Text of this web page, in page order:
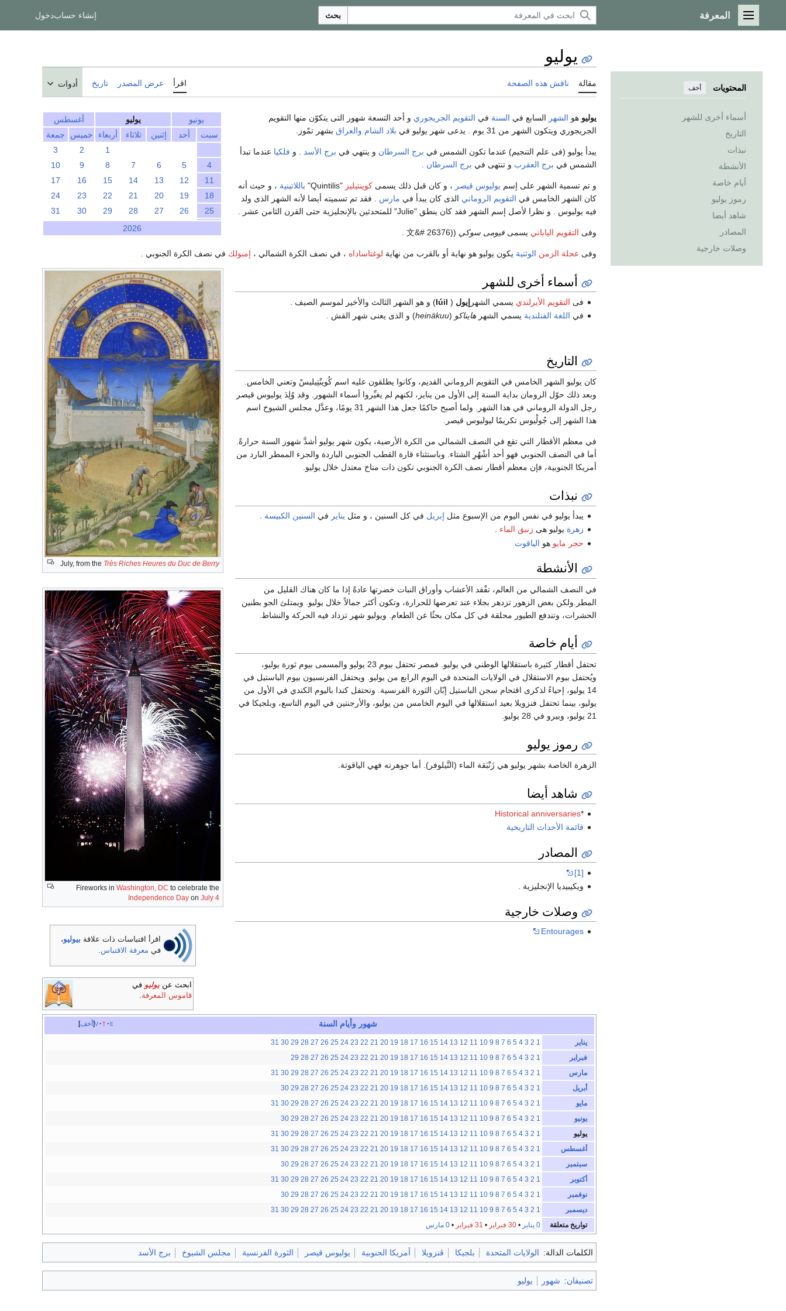
القائمة الرئيسية
المعرفة بحث إنشاء حسابدخول
المحتويات أخف
أسماء أخرى للشهر
التاريخ
نبذات
الأنشطة
أيام خاصة
رموز يوليو
شاهد أيضا
المصادر
وصلات خارجية
يوليو
مقالة ناقش هذه الصفحة اقرأ عرض المصدر تاريخ أدوات
يونيو يوليو
أغسطس
سبت
أحد إثنين ثلاثاء أربعاء خميس
جمعة
1
2
3
4
5
6
7
8
9
10
11
12
13
14
15
16
17
18
19
20
21
22
23
24
25
26
27
28
29
30
31
2026
يوليو هو الشهر السابع في السنة في التقويم الجريجوري و أحد التسعة شهور التى يتكوّن منها التقويم
الجريجوري ويتكون الشهر من 31 يوم . يدعى شهر يوليو في
بلاد الشام والعراق بشهر تمّوز.
يبدأ يوليو (فى علم التنجيم) عندما تكون الشمس في برج السرطان و ينتهي في برج الأسد . و فلكيا عندما تبدأ
الشمس في برج العقرب و تنتهى في برج السرطان
و تم تسمية الشهر على إسم يوليوس قيصر ، و كان قبل ذلك يسمى كوينتيليز "Quintilis" باللاتينية ، و حيث أنه
كان الشهر الخامس في التقويم الروماني الذى كان يبدأ في مارس . فقد تم تسميته أيضا لأنه الشهر الذى ولد
فيه يوليوس . و نظرا لأصل إسم الشهر فقد كان ينطق "Julie" للمتحدثين بالإنجليزية حتى القرن الثامن عشر .
وفى التقويم الياباني يسمى فيومى سوكي ((文&# 26376 .
وفى عجلة الزمن الوثنية يكون يوليو هو نهاية أو بالقرب من نهاية لوغناساداه ، في نصف الكرة الشمالي ، إمبولك في نصف الكرة الجنوبي .
July, from the Très Riches Heures du Duc de Berry
Fireworks in Washington, DC to celebrate the
Independence Day on July 4
أسماء أخرى للشهر
فى التقويم الأيرلندي يسمي الشهر إيول (
Iúil) و هو الشهر الثالث والأخير لموسم الصيف .
في اللغة الفنلندية يسمي الشهرهايناكو (
heinäkuu) و الذى يعنى شهر القش .
التاريخ
كان يوليو الشهر الخامس في التقويم الروماني القديم، وكانوا يطلقون عليه اسم كُوينْتِيليسْ وتعني الخامس.
وبعد ذلك حوّل الرومان بداية السنة إلى الأول من يناير، لكنهم لم يغيِّروا أسماء الشهور. وقد وُلِدَ يوليوس قيصر
رجل الدولة الروماني في هذا الشهر. ولما أصبح حاكمًا جعل هذا الشهر 31 يومًا، وعدَّل مجلس الشيوخ اسم
هذا الشهر إلى جُولْيوس تكريمًا ليوليوس قيصر.
في معظم الأقطار التي تقع في النصف الشمالي من الكرة الأرضية، يكون شهر يوليو أشدَّ شهور السنة حرارةً.
أما في النصف الجنوبي فهو أحد أشْهُرِ الشتاء. وباستثناء قارة القطب الجنوبي الباردة والجزء الممطر البارد من
أمريكا الجنوبية، فإن معظم أقطار نصف الكرة الجنوبي تكون ذات مناخ معتدل خلال يوليو.
نبذات
يبدأ يوليو في نفس اليوم من الإسبوع مثل إبريل في كل السنين ، و مثل يناير في السنين الكبيسة
زهرة يوليو هى زنبق الماء .
حجر مايو هو الياقوت
الأنشطة
في النصف الشمالي من العالم، تفْقد الأعشاب وأوراق النبات خضرتها عادةً إذا ما كان هناك القليل من
المطر.ولكن بعض الزهور تزدهر بجلاء عند تعرضها للحرارة، وتكون أكثر جمالاً خلال يوليو. ويمتلئ الجو بطنين
الحشرات، وتندفع الطيور محلقة في كل مكان بحثًا عن الطعام. ويوليو شهر تزداد فيه الحركة والنشاط.
أيام خاصة
تحتفل أقطار كثيرة باستقلالها الوطني في يوليو. فمصر تحتفل بيوم 23 يوليو والمسمى بيوم ثورة يوليو،
ويُحتفل بيوم الاستقلال في الولايات المتحدة في اليوم الرابع من يوليو. ويحتفل الفرنسيون بيوم الباستيل في
14 يوليو، إحياءً لذكرى اقتحام سجن الباستيل إبّان الثورة الفرنسية. وتحتفل كندا باليوم الكندي في الأول من
يوليو، بينما تحتفل فنزويلا بعيد استقلالها في اليوم الخامس من يوليو، والأرجنتين في اليوم التاسع، وبلجيكا في
21 يوليو، وبيرو في 28 يوليو.
رموز يوليو
الزهرة الخاصة بشهر يوليو هي زَنْبَقة الماء (النَّيلوفر). أما جوهرته فهي الياقوتة.
شاهد أيضا
*
Historical anniversaries
قائمة الأحداث التاريخية
المصادر
[1]
ويكيبيديا الإنجليزية .
وصلات خارجية
اقرأ اقتباسات ذات علاقة بيوليو،
في معرفة الاقتباس.
ابحث عنيوليو في
قاموس المعرفة
Entourages
أخف v t e شهور وأيام السنة
يناير 1
2
3
4
5
6
7
8
9
10
11
12
13
14
15
16
17
18
19
20
21
22
23
24
25
26
27
28
29
30
31
فبراير
1
2
3
4
5
6
7
8
9
10
11
12
13
14
15
16
17
18
19
20
21
22
23
24
25
26
27
28
29
مارس
1
2
3
4
5
6
7
8
9
10
11
12
13
14
15
16
17
18
19
20
21
22
23
24
25
26
27
28
29
30
31
أبريل
1
2
3
4
5
6
7
8
9
10
11
12
13
14
15
16
17
18
19
20
21
22
23
24
25
26
27
28
29
30
مايو
1
2
3
4
5
6
7
8
9
10
11
12
13
14
15
16
17
18
19
20
21
22
23
24
25
26
27
28
29
30
31
يونيو
1
2
3
4
5
6
7
8
9
10
11
12
13
14
15
16
17
18
19
20
21
22
23
24
25
26
27
28
29
30
يوليو
1
2
3
4
5
6
7
8
9
10
11
12
13
14
15
16
17
18
19
20
21
22
23
24
25
26
27
28
29
30
31
أغسطس
1
2
3
4
5
6
7
8
9
10
11
12
13
14
15
16
17
18
19
20
21
22
23
24
25
26
27
28
29
30
31
سبتمبر
1
2
3
4
5
6
7
8
9
10
11
12
13
14
15
16
17
18
19
20
21
22
23
24
25
26
27
28
29
30
أكتوبر
1
2
3
4
5
6
7
8
9
10
11
12
13
14
15
16
17
18
19
20
21
22
23
24
25
26
27
28
29
30
31
نوفمبر
1
2
3
4
5
6
7
8
9
10
11
12
13
14
15
16
17
18
19
20
21
22
23
24
25
26
27
28
29
30
ديسمبر
1
2
3
4
5
6
7
8
9
10
11
12
13
14
15
16
17
18
19
20
21
22
23
24
25
26
27
28
29
30
31
تواريخ متعلقة
0 يناير •30 فبراير • 31 فبراير •0 مارس
الكلمات الدالة: الولايات المتحدة بلجيكا ڤنزويلا أمريكا الجنوبية يوليوس قيصر الثورة الفرنسية مجلس الشيوخ برج الأسد
تصنيفان: شهور يوليو